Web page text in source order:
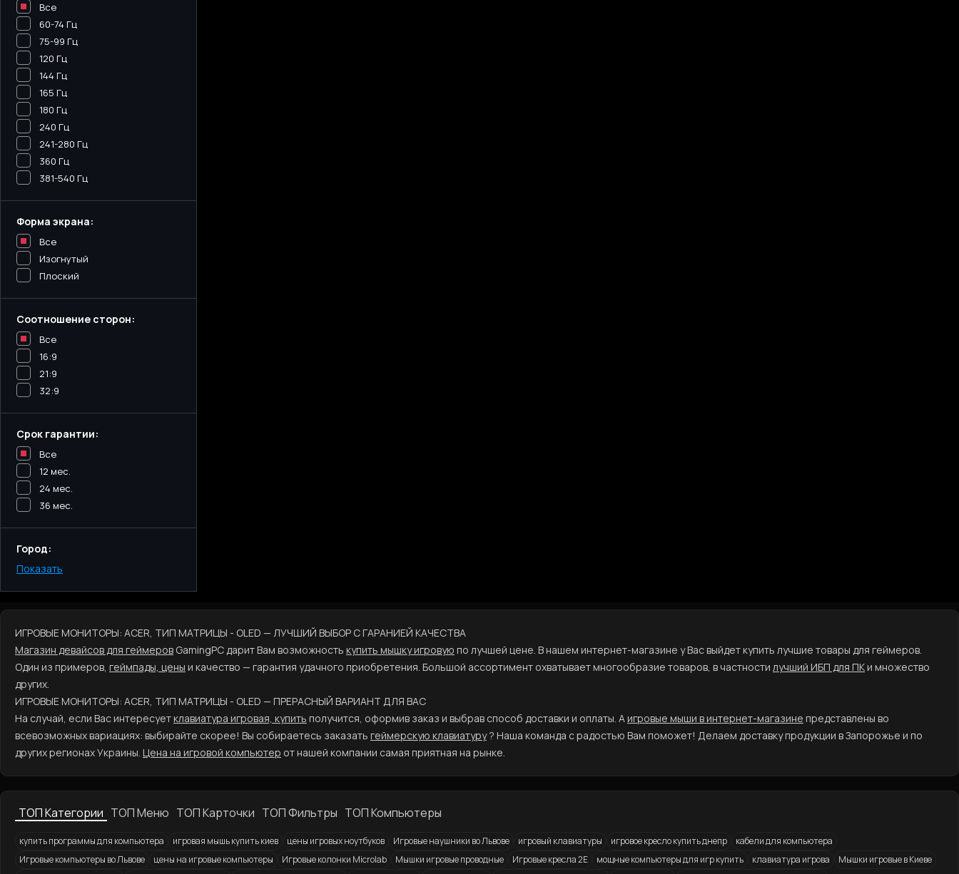
Все
60-74 Гц
75-99 Гц
120 Гц
144 Гц
165 Гц
180 Гц
240 Гц
241-280 Гц
360 Гц
381-540 Гц
Форма экрана:
Все
Изогнутый
Плоский
Соотношение сторон:
Все
16:9
21:9
32:9
Срок гарантии:
Все
12 мес.
24 мес.
36 мес.
Город:
Киев
Запорожье
Львов
Показать
ИГРОВЫЕ МОНИТОРЫ: ACER, ТИП МАТРИЦЫ - OLED — ЛУЧШИЙ ВЫБОР С ГАРАНИЕЙ КАЧЕСТВА
Магазин девайсов для геймеров GamingPC дарит Вам возможность купить мышку игровую по лучшей цене. В нашем интернет-магазине у Вас выйдет купить лучшие товары для геймеров.
Один из примеров, геймпады, цены и качество — гарантия удачного приобретения. Большой ассортимент охватывает многообразие товаров, в частности лучший ИБП для ПКи множество
других.
ИГРОВЫЕ МОНИТОРЫ: ACER, ТИП МАТРИЦЫ - OLED — ПРЕРАСНЫЙ ВАРИАНТ ДЛЯ ВАС
На случай, если Вас интересуетклавиатура игровая, купить получится, оформив заказ и выбрав способ доставки и оплаты. Аигровые мыши в интернет-магазине представлены во
всевозможных вариациях: выбирайте скорее! Вы собираетесь заказать геймерскую клавиатуру? Наша команда с радостью Вам поможет! Делаем доставку продукции в Запорожье и по
других регионах Украины. Цена на игровой компьютер от нашей компании самая приятная на рынке.
ТОП Категории ТОП Меню ТОП Карточки ТОП Фильтры ТОП Компьютеры
купить программы для компьютера игровая мышь купить киев цены игровых ноутбуков Игровые наушники во Львове игровый клавиатуры игровое кресло купить днепр
кабели для компьютера
Игровые компьютеры во Львове
цены на игровые компьютеры Игровые колонки Microlab Мышки игровые проводные Игровые кресла 2E мощные компьютеры для игр купить клавиатура игрова
Мышки игровые в Киеве